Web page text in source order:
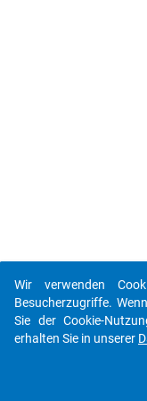
Wir verwenden
Besucherzugriffe.
Sie der Cookie-
erhalten Sie in unserer